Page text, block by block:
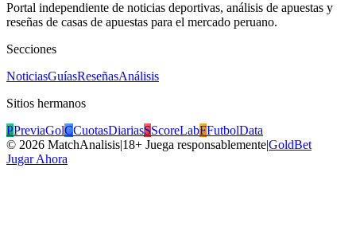
Portal independiente de noticias deportivas, análisis de apuestas y
reseñas de casas de apuestas para el mercado peruano.
Secciones
NoticiasGuíasReseñasAnálisis
Sitios hermanos
PPreviaGolCCuotasDiariasSScoreLabFFutbolData
© 2026 MatchAnalisis|18+ Juega responsablemente|GoldBet
Jugar Ahora